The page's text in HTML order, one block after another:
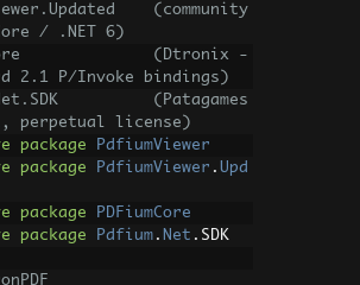
(community
/ .NET 6)
(Dtronix -
2.1 P/Invoke bindings)
(Patagames
perpetual license)
package
PdfiumViewer
package PdfiumViewer . Upd
package
PDFiumCore
package Pdfium . Net . SDK